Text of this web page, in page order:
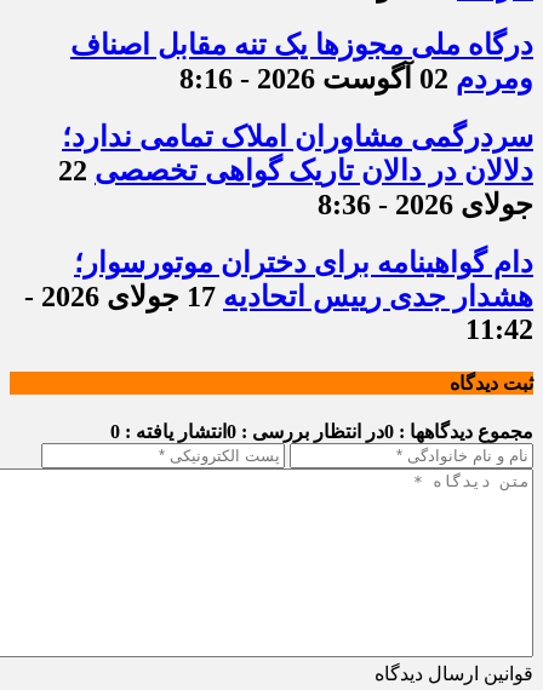
درگاه ملی مجوزها یک تنه مقابل اصناف
ومردم 02 آگوست 2026 - 8:16
سردرگمی مشاوران املاک تمامی ندارد؛
دلالان در دالان تاریک گواهی تخصصی 22
جولای 2026 - 8:36
دام گواهینامه برای دختران موتورسوار؛
هشدار جدی رییس اتحادیه
17 جولای 2026 -
11:42
ثبت دیدگاه
مجموع دیدگاهها : 0 در انتظار بررسی : 0 انتشار یافته : 0
قوانین ارسال دیدگاه